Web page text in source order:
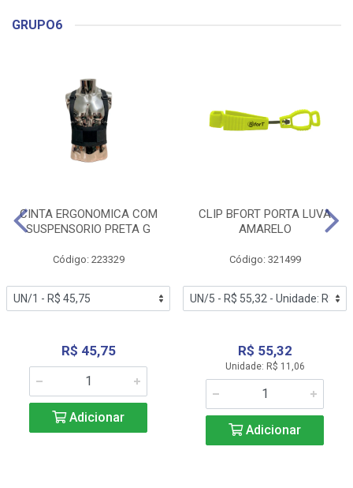
GRUPO6
CINTA ERGONOMICA COM
SUSPENSORIO PRETA G
Código: 223329
R$ 45,75
Adicionar
CLIP BFORT PORTA LUVA
AMARELO
Código: 321499
R$ 55,32
Unidade: R$ 11,06
Adicionar